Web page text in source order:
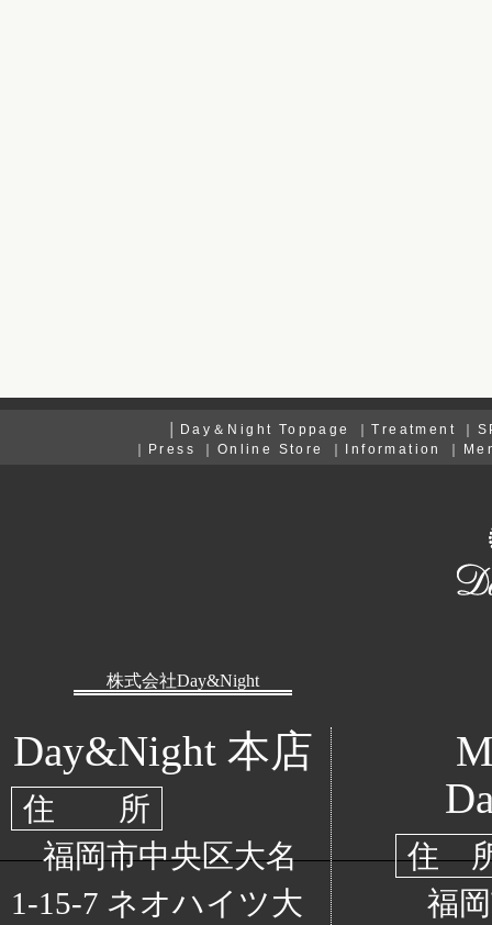
Day＆Night Toppage ｜Treatment
Press Online Store Information
株式会社Day&Night
Day&Night 本店
住 所
福岡市中央区大名
1-15-7 ネオハイツ大
住
福岡